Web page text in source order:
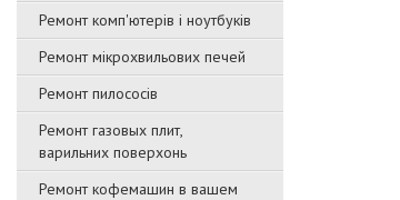
Ремонт комп'ютерів і ноутбуків
Ремонт мікрохвильових печей
Ремонт пилососів
Ремонт газовых плит,
варильних поверхонь
Ремонт кофемашин в вашем